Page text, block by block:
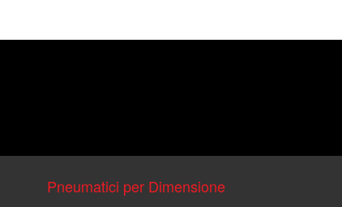
Pneumatici per Dimensione